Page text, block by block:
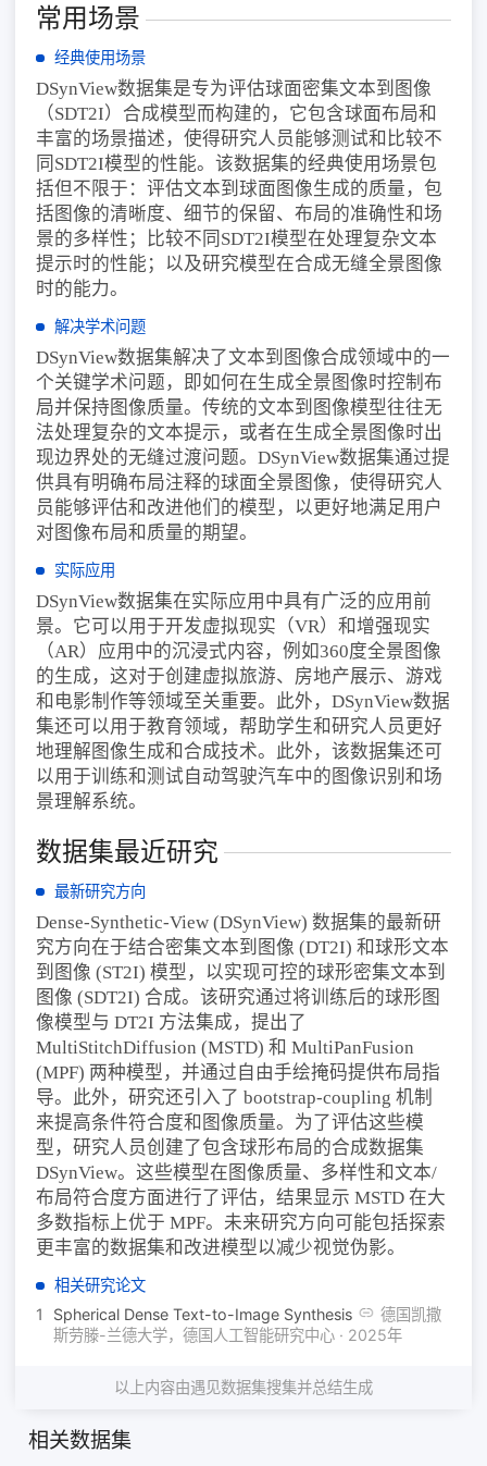
常用场景
经典使用场景
DSynView数据集是专为评估球面密集文本到图像
（SDT2I）合成模型而构建的，它包含球面布局和
丰富的场景描述，使得研究人员能够测试和比较不
同SDT2I模型的性能。该数据集的经典使用场景包
括但不限于：评估文本到球面图像生成的质量，包
括图像的清晰度、细节的保留、布局的准确性和场
景的多样性；比较不同SDT2I模型在处理复杂文本
提示时的性能；以及研究模型在合成无缝全景图像
时的能力。
解决学术问题
DSynView数据集解决了文本到图像合成领域中的一
个关键学术问题，即如何在生成全景图像时控制布
局并保持图像质量。传统的文本到图像模型往往无
法处理复杂的文本提示，或者在生成全景图像时出
现边界处的无缝过渡问题。DSynView数据集通过提
供具有明确布局注释的球面全景图像，使得研究人
员能够评估和改进他们的模型，以更好地满足用户
对图像布局和质量的期望。
实际应用
DSynView数据集在实际应用中具有广泛的应用前
景。它可以用于开发虚拟现实（VR）和增强现实
（AR）应用中的沉浸式内容，例如360度全景图像
的生成，这对于创建虚拟旅游、房地产展示、游戏
和电影制作等领域至关重要。此外，DSynView数据
集还可以用于教育领域，帮助学生和研究人员更好
地理解图像生成和合成技术。此外，该数据集还可
以用于训练和测试自动驾驶汽车中的图像识别和场
景理解系统。
数据集最近研究
最新研究方向
Dense-Synthetic-View (DSynView) 数据集的最新研
究方向在于结合密集文本到图像 (DT2I) 和球形文本
到图像 (ST2I) 模型，以实现可控的球形密集文本到
图像 (SDT2I) 合成。该研究通过将训练后的球形图
像模型与 DT2I 方法集成，提出了
MultiStitchDiffusion (MSTD) 和 MultiPanFusion
(MPF) 两种模型，并通过自由手绘掩码提供布局指
导。此外，研究还引入了 bootstrap-coupling 机制
来提高条件符合度和图像质量。为了评估这些模
型，研究人员创建了包含球形布局的合成数据集
DSynView。这些模型在图像质量、多样性和文本/
布局符合度方面进行了评估，结果显示 MSTD 在大
多数指标上优于 MPF。未来研究方向可能包括探索
更丰富的数据集和改进模型以减少视觉伪影。
相关研究论文
1 Spherical Dense Text-to-Image Synthesis
德国凯撒
斯劳滕-兰德大学，德国人工智能研究中心 · 2025年
以上内容由遇见数据集搜集并总结生成
相关数据集